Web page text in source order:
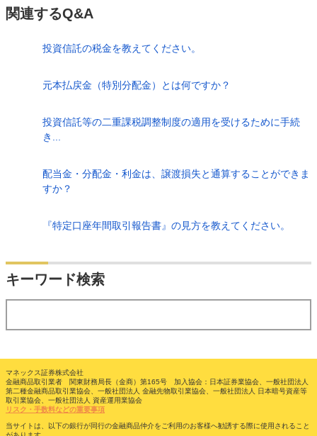
関連するQ&A
投資信託の税金を教えてください。
元本払戻金（特別分配金）とは何ですか？
投資信託等の二重課税調整制度の適用を受けるために手続
き...
配当金・分配金・利金は、譲渡損失と通算することができま
すか？
『特定口座年間取引報告書』の見方を教えてください。
キーワード検索
マネックス証券株式会社
金融商品取引業者 関東財務局長（金商）第165号 加入協会：日本証券業協会、一般社団法人
第二種金融商品取引業協会、一般社団法人 金融先物取引業協会、一般社団法人 日本暗号資産等
取引業協会、一般社団法人 資産運用業協会
リスク・手数料などの重要事項
当サイトは、以下の銀行が同行の金融商品仲介をご利用のお客様へ勧誘する際に使用されること